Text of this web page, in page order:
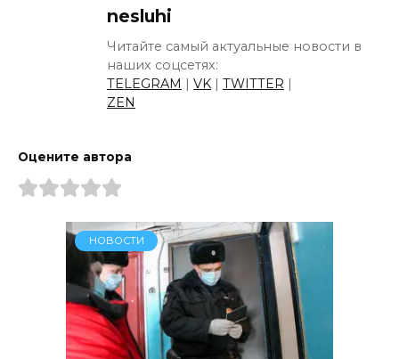
nesluhi
Читайте самый актуальные новости в
наших соцсетях:
TELEGRAM
VK TWITTER
ZEN
Оцените автора
НОВОСТИ